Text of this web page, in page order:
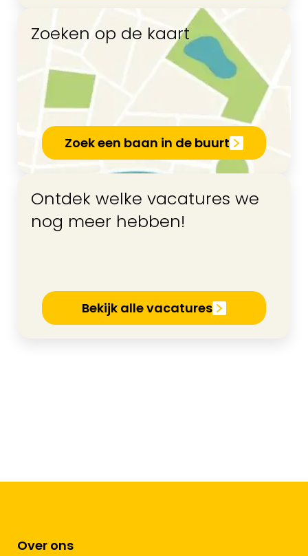
Zoeken op de kaart
Zoek een baan in de buurt
Ontdek welke vacatures we
nog meer hebben!
Bekijk alle vacatures
Over ons